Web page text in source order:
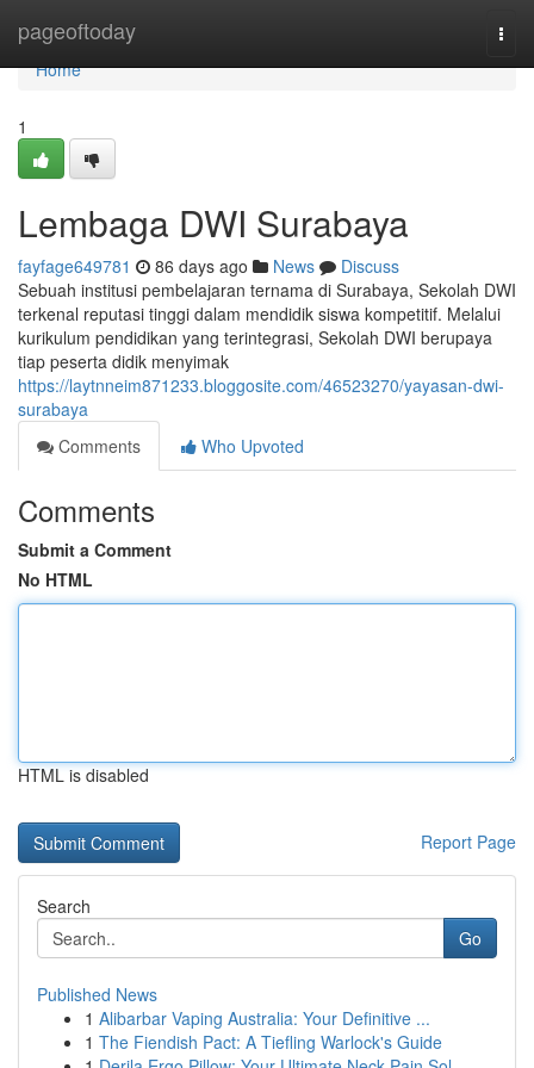
pageoftoday
Home
Home
1
Lembaga DWI Surabaya
fayfage649781 86 days ago News
Discuss
Sebuah institusi pembelajaran ternama di Surabaya, Sekolah DWI
terkenal reputasi tinggi dalam mendidik siswa kompetitif. Melalui
kurikulum pendidikan yang terintegrasi, Sekolah DWI berupaya
tiap peserta didik menyimak
https://laytnneim871233.bloggosite.com/46523270/yayasan-dwi-
surabaya
Comments
Who Upvoted
Comments
Submit a Comment
No HTML
HTML is disabled
Report Page
Search
Go
Published News
1 Alibarbar Vaping Australia: Your Definitive ...
1 The Fiendish Pact: A Tiefling Warlock's Guide